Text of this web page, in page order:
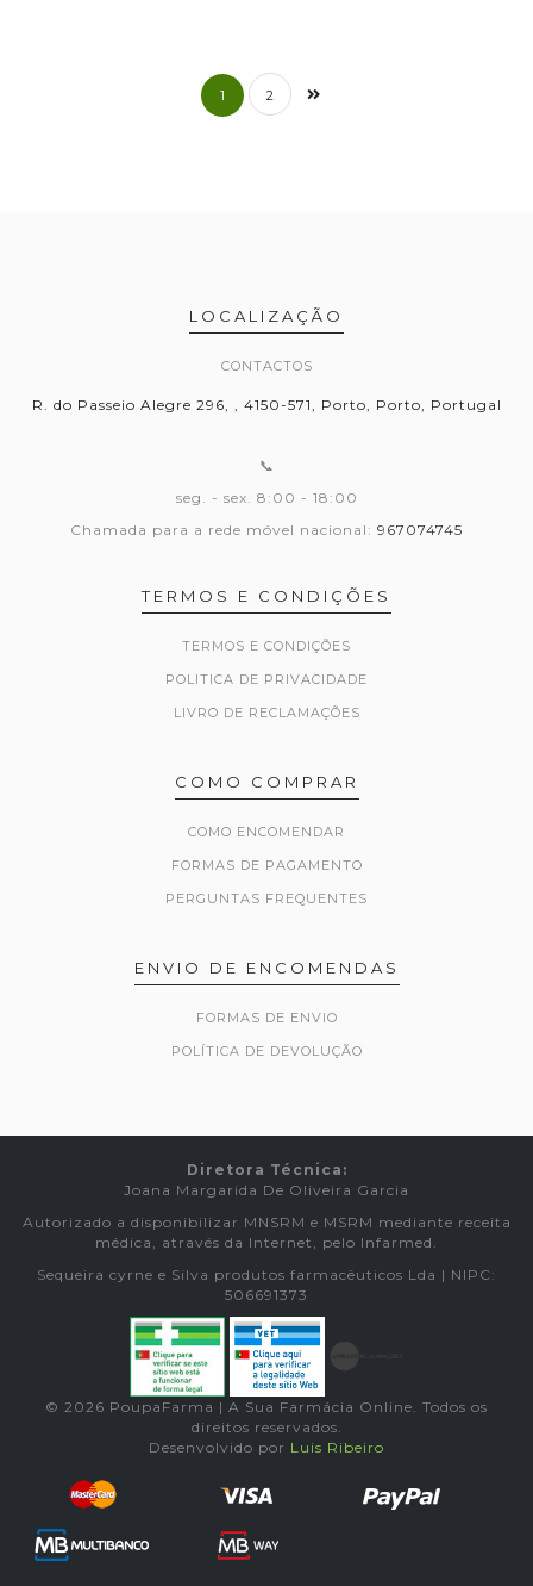
1 2
LOCALIZAÇÃO
CONTACTOS
R. do Passeio Alegre 296, , 4150-571, Porto, Porto, Portugal
📞
seg. - sex. 8:00 - 18:00
Chamada para a rede móvel nacional: 967074745
TERMOS E CONDIÇÕES
TERMOS E CONDIÇÕES
POLITICA DE PRIVACIDADE
LIVRO DE RECLAMAÇÕES
COMO COMPRAR
COMO ENCOMENDAR
FORMAS DE PAGAMENTO
PERGUNTAS FREQUENTES
ENVIO DE ENCOMENDAS
FORMAS DE ENVIO
POLÍTICA DE DEVOLUÇÃO
Diretora Técnica:
Joana Margarida De Oliveira Garcia
Autorizado a disponibilizar MNSRM e MSRM mediante receita
médica, através da Internet, pelo Infarmed.
Sequeira cyrne e Silva produtos farmacêuticos Lda | NIPC:
506691373
© 2026 PoupaFarma | A Sua Farmácia Online. Todos os
direitos reservados.
Desenvolvido por Luis Ribeiro